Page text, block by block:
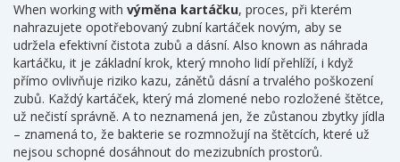
When working with výměna kartáčku, proces, při kterém
nahrazujete opotřebovaný zubní kartáček novým, aby se
udržela efektivní čistota zubů a dásní. Also known as náhrada
kartáčku, it je základní krok, který mnoho lidí přehlíží, i když
přímo ovlivňuje riziko kazu, zánětů dásní a trvalého poškození
zubů. Každý kartáček, který má zlomené nebo rozložené štětce,
už nečistí správně. A to neznamená jen, že zůstanou zbytky jídla
– znamená to, že bakterie se rozmnožují na štětcích, které už
nejsou schopné dosáhnout do mezizubních prostorů.